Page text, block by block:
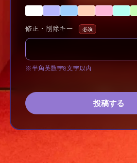
修正・削除キー 必須
※半角英数字8文字以内
投稿する